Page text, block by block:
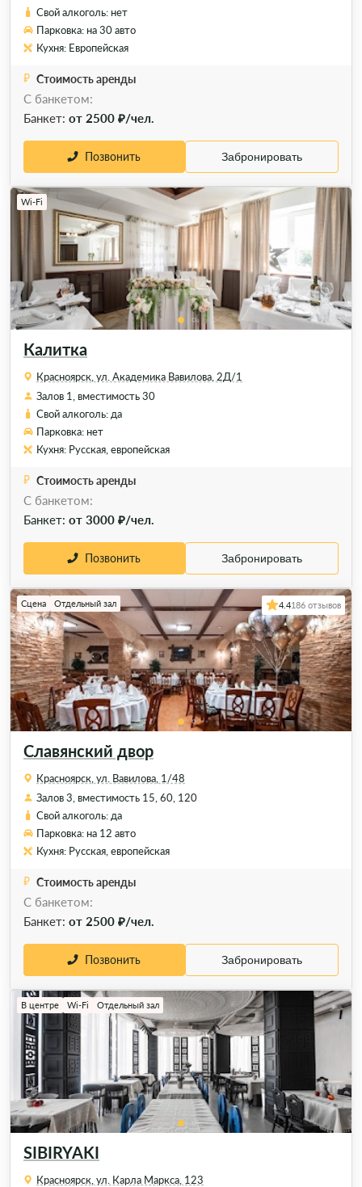
Свой алкоголь: нет
Парковка: на 30 авто
Кухня: Европейская
Стоимость аренды
С банкетом:
Банкет: от 2500 ₽/чел.
Позвонить Забронировать
Калитка
Wi-Fi
Красноярск, ул. Академика Вавилова, 2Д/1
Залов 1, вместимость 30
Свой алкоголь: да
Парковка: нет
Кухня: Русская, европейская
Стоимость аренды
C банкетом:
Банкет: от 3000 ₽/чел.
Позвонить Забронировать
Славянский двор
Сцена Отдельный зал 4.4186 отзывов
Красноярск, ул. Вавилова, 1/48
Залов 3, вместимость 15, 60, 120
Свой алкоголь: да
Парковка: на 12 авто
Кухня: Русская, европейская
Стоимость аренды
С банкетом:
Банкет: от 2500 ₽/чел.
Позвонить Забронировать
SIBIRYAKI
В центре Wi-Fi Отдельный зал
Красноярск, ул. Карла Маркса, 123